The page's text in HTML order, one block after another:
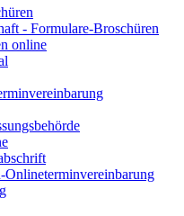
- Formulare-Broschüren
online
Onlineterminvereinbarung